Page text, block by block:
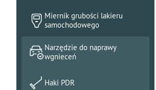
Miernik grubości lakieru
samochodowego
Narzędzie do naprawy
wgnieceń
Haki PDR